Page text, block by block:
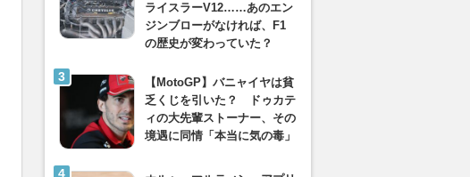
ライスラーV12……あのエン
ジンブローがなければ、F1
の歴史が変わっていた？
【MotoGP】バニャイヤは貧
乏くじを引いた？ ドゥカテ
ィの大先輩ストーナー、その
境遇に同情「本当に気の毒」